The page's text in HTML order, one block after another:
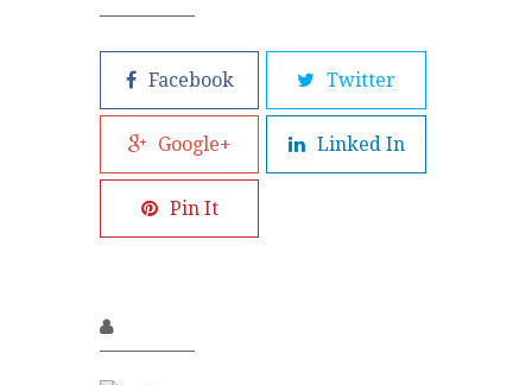
Facebook Twitter
Google+ Linked In
Pin It